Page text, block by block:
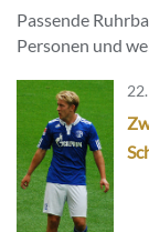
Passende
Personen und